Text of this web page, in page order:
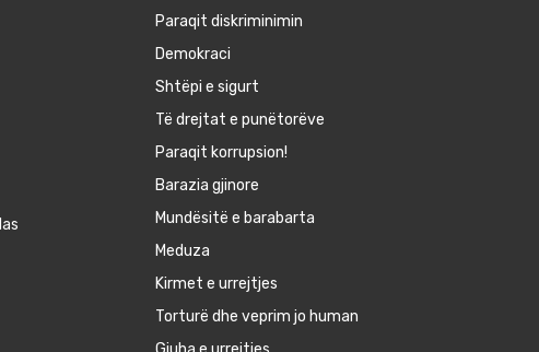
Paraqit diskriminimin
Demokraci
Shtëpi e sigurt
Të drejtat e punëtorëve
Paraqit korrupsion!
Barazia gjinore
Mundësitë e barabarta
Meduza
Kirmet e urrejtjes
Torturë dhe veprim jo human